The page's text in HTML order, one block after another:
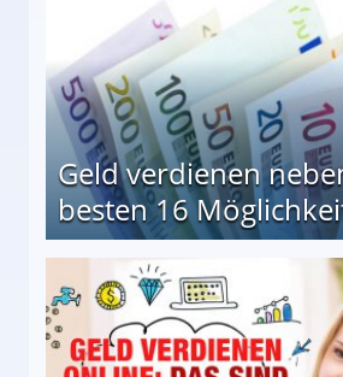
Geld verdienen
besten 16